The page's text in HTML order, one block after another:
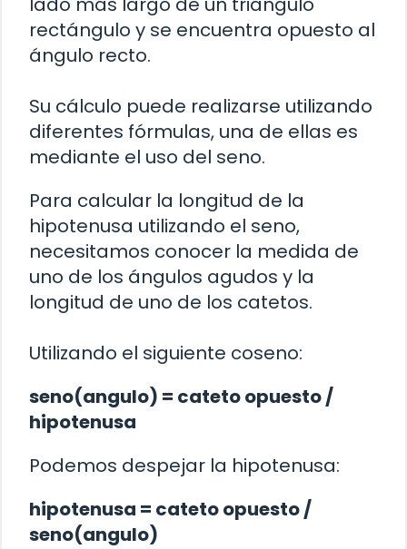
rectángulo y se encuentra opuesto al
ángulo recto.
Su cálculo puede realizarse utilizando
diferentes fórmulas, una de ellas es
mediante el uso del seno.
Para calcular la longitud de la
hipotenusa utilizando el seno,
necesitamos conocer la medida de
uno de los ángulos agudos y la
longitud de uno de los catetos.
Utilizando el siguiente coseno:
seno(angulo) = cateto opuesto /
hipotenusa
Podemos despejar la hipotenusa:
hipotenusa = cateto opuesto /
seno(angulo)